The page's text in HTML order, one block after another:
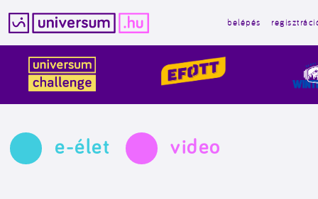
tartalomba
belépés
e-élet video